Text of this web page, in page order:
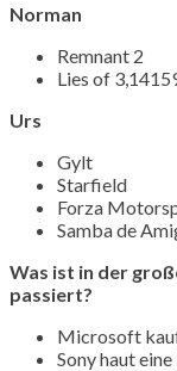
Norman
Remnant 2
Lies of
Urs
Gylt
Starfield
Forza
Samba de
Was ist in der
passiert?
Microsoft
Sony haut eine